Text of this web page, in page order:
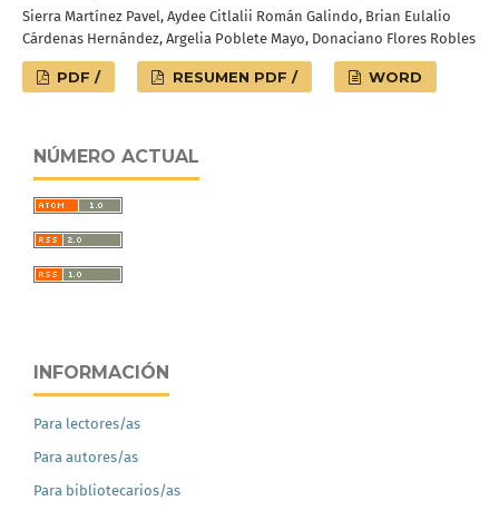
Sierra Martínez Pavel, Aydee Citlalii Román Galindo, Brian Eulalio
Cárdenas Hernández, Argelia Poblete Mayo, Donaciano Flores Robles
PDF / RESUMEN PDF / WORD
NÚMERO ACTUAL
INFORMACIÓN
Para lectores/as
Para autores/as
Para bibliotecarios/as